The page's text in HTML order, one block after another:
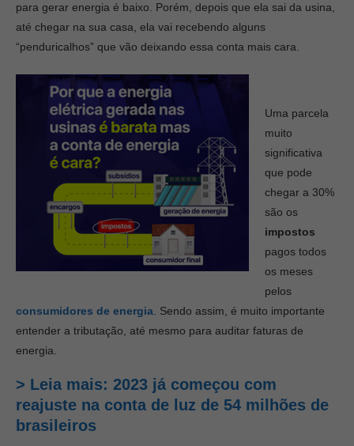
para gerar energia é baixo. Porém, depois que ela sai da usina,
até chegar na sua casa, ela vai recebendo alguns
“penduricalhos” que vão deixando essa conta mais cara.
Uma parcela
muito
significativa
que pode
chegar a 30%
são os
impostos
pagos todos
os meses
pelos
consumidores de energia . Sendo assim, é muito importante
entender a tributação, até mesmo para auditar faturas de
energia.
> Leia mais: 2023 já começou com
reajuste na conta de luz de 54 milhões de
brasileiros